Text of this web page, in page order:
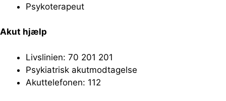
Psykoterapeut
Akut hjælp
Livslinien: 70 201 201
Psykiatrisk akutmodtagelse
Akuttelefonen: 112